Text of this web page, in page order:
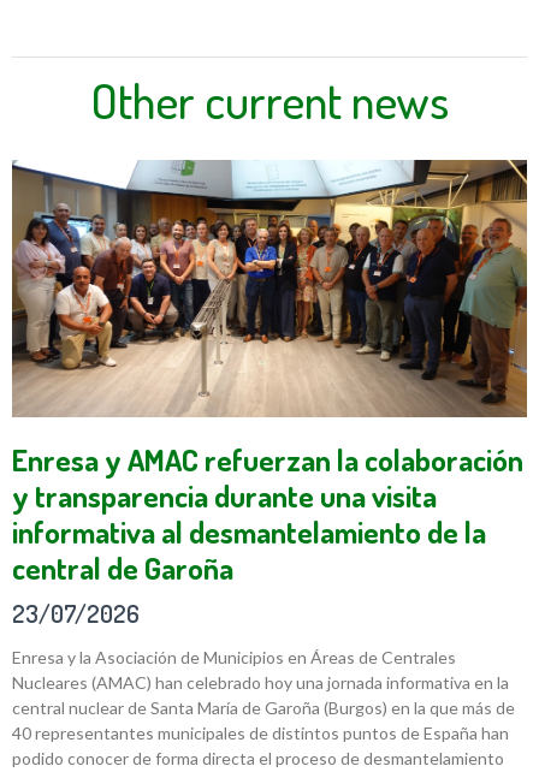
Other current news
Enresa y AMAC refuerzan la colaboración
y transparencia durante una visita
informativa al desmantelamiento de la
central de Garoña
23/07/2026
Enresa y la Asociación de Municipios en Áreas de Centrales
Nucleares (AMAC) han celebrado hoy una jornada informativa en la
central nuclear de Santa María de Garoña (Burgos) en la que más de
40 representantes municipales de distintos puntos de España han
podido conocer de forma directa el proceso de desmantelamiento